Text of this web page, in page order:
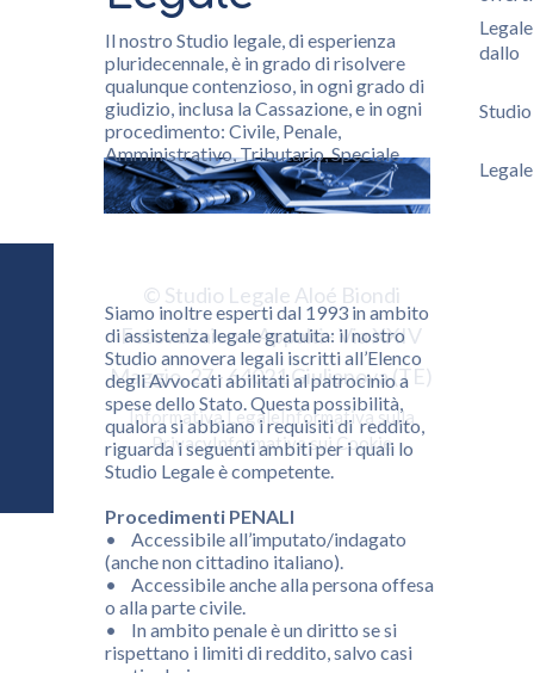
Legale
dallo
Studio
Legale
Il nostro Studio legale, di esperienza
pluridecennale, è in grado di risolvere
qualunque contenzioso, in ogni grado di
giudizio, inclusa la Cassazione, e in ogni
procedimento: Civile, Penale,
Amministrativo, Tributario, Speciale.
Siamo inoltre esperti dal 1993 in ambito
di assistenza legale gratuita: il nostro
Studio annovera legali iscritti all’Elenco
degli Avvocati abilitati al patrocinio a
spese dello Stato. Questa possibilità,
qualora si abbiano i requisiti di reddito,
riguarda i seguenti ambiti per i quali lo
Studio Legale è competente.
Procedimenti PENALI
• Accessibile all’imputato/indagato
(anche non cittadino italiano).
• Accessibile anche alla persona offesa
o alla parte civile.
• In ambito penale è un diritto se si
rispettano i limiti di reddito, salvo casi
© Studio Legale Aloé Biondi
Fotovoltaico e Appalti - Via XXIV
Maggio, 27 - 64021 Giulianova (TE)
Informativa LegaleInformativa sulla
PrivacyInformativa sui Cookie